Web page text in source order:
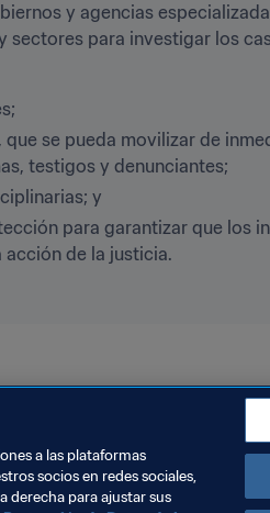
y agencias
para investigar los
se pueda movilizar de
testigos y denunciantes;
y
para garantizar que los
de la justicia.
a las plataformas
socios en redes sociales,
derecha para ajustar sus